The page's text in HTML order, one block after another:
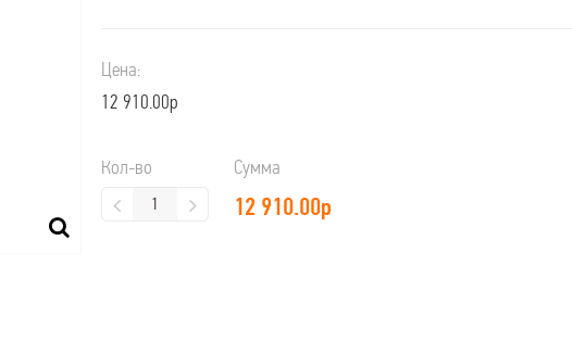
Цена:
12 910.00р
Кол-во Сумма
12 910.00р